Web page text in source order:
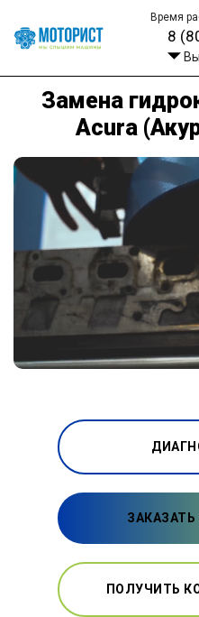
Время
8
Замена
Acura
ПОЛУЧИТЬ